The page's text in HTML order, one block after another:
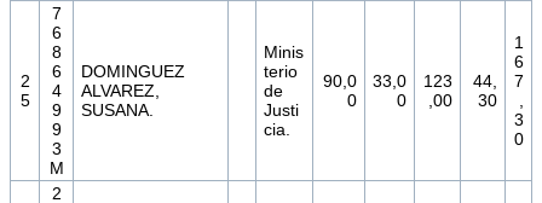
2
5
7
6
8
6
4
9
9
3
M
DOMINGUEZ
ALVAREZ,
SUSANA.
Minis
terio
de
Justi
cia.
90,0
0
33,0
0
123
,00
44,
30
1
6
7
3
0
2